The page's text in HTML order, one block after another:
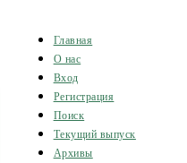
Главная
О нас
Вход
Регистрация
Поиск
Текущий выпуск
Архивы